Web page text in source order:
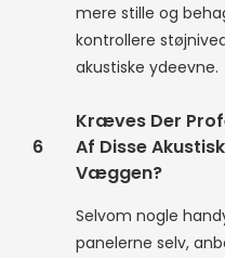
mere stille og
kontrollere
akustiske ydeevne.
6
Kræves Der
Af Disse
Væggen?
Selvom nogle
panelerne selv,